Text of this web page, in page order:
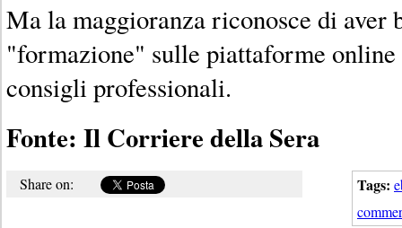
Ma la maggioranza riconosce di aver
"formazione" sulle piattaforme
consigli professionali.
Fonte: Il Corriere della Sera
Tags:
Share on: